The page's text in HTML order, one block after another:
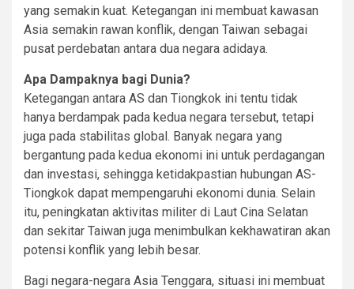
yang semakin kuat. Ketegangan ini membuat kawasan
Asia semakin rawan konflik, dengan Taiwan sebagai
pusat perdebatan antara dua negara adidaya.
Apa Dampaknya bagi Dunia?
Ketegangan antara AS dan Tiongkok ini tentu tidak
hanya berdampak pada kedua negara tersebut, tetapi
juga pada stabilitas global. Banyak negara yang
bergantung pada kedua ekonomi ini untuk perdagangan
dan investasi, sehingga ketidakpastian hubungan AS-
Tiongkok dapat mempengaruhi ekonomi dunia. Selain
itu, peningkatan aktivitas militer di Laut Cina Selatan
dan sekitar Taiwan juga menimbulkan kekhawatiran akan
potensi konflik yang lebih besar.
Bagi negara-negara Asia Tenggara, situasi ini membuat